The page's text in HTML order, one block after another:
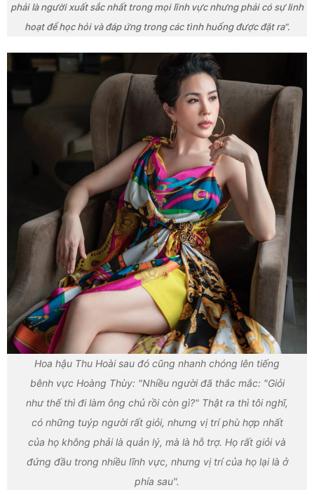
phải là người xuất sắc nhất trong mọi lĩnh vực nhưng phải có sự linh
hoạt để học hỏi và đáp ứng trong các tình huống được đặt ra".
Hoa hậu Thu Hoài sau đó cũng nhanh chóng lên tiếng
bênh vực Hoàng Thùy: "Nhiều người đã thắc mắc: "Giỏi
như thế thì đi làm ông chủ rồi còn gì?" Thật ra thì tôi nghĩ,
có những tuýp người rất giỏi, nhưng vị trí phù hợp nhất
của họ không phải là quản lý, mà là hỗ trợ. Họ rất giỏi và
đứng đầu trong nhiều lĩnh vực, nhưng vị trí của họ lại là ở
phía sau".